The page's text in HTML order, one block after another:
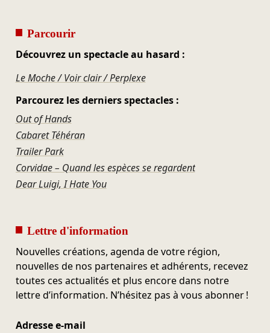
Parcourir
Découvrez un spectacle au hasard :
Le Moche / Voir clair / Perplexe
Parcourez les derniers spectacles :
Out of Hands
Cabaret Téhéran
Trailer Park
Corvidae – Quand les espèces se regardent
Dear Luigi, I Hate You
Lettre d'information
Nouvelles créations, agenda de votre région,
nouvelles de nos partenaires et adhérents, recevez
toutes ces actualités et plus encore dans notre
lettre d’information. N’hésitez pas à vous abonner !
Adresse e-mail